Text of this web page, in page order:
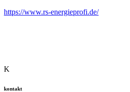
https://www.rs-energieprofi.de/
K
kontakt